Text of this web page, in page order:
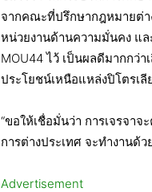
จากคณะที่ปรึกษากฎหมายต่า
หน่วยงานด้านความมั่นคง แ
MOU44 ไว้ เป็นผลดีมากกว่
ประโยชน์เหนือแหล่งปิโตรเ
“ขอให้เชื่อมั่นว่า การเจรจา
การต่างประเทศ จะทำงานด้
Advertisement